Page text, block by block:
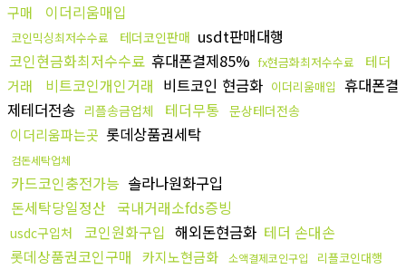
구매
이더리움매입
코인믹싱최저수수료 테더코인판매 usdt판매대행
코인현금화최저수수료 휴대폰결제85% fx현금화최저수수료
테더
거래
비트코인개인거래 비트코인 현금화 이더리움매입 휴대폰결
제테더전송 리플송금업체 테더무통 문상테더전송
이더리움파는곳 롯데상품권세탁
검돈세탁업체
카드코인충전가능 솔라나원화구입
돈세탁당일정산 국내거래소fds증빙
usdc구입처 코인원화구입 해외돈현금화 테더 손대손
롯데상품권코인구매
카지노현금화 소액결제코인구입 리플코인대행